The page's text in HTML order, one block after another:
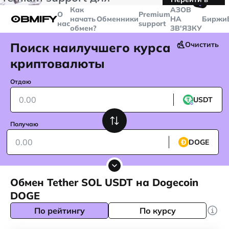
больше
$5000
Telegram
О
нас
Как
начать
обмен?
ОбменникиPremium
support
🤙
AЗОВ
НА
ЗВ'ЯЗКУ
Биржи
Поиск наилучшего курса
криптовалюты
Очистить
Отдаю
USDT
Получаю
DOGE
Обмен Tether SOL USDT на Dogecoin
DOGE
По рейтингу По курсу